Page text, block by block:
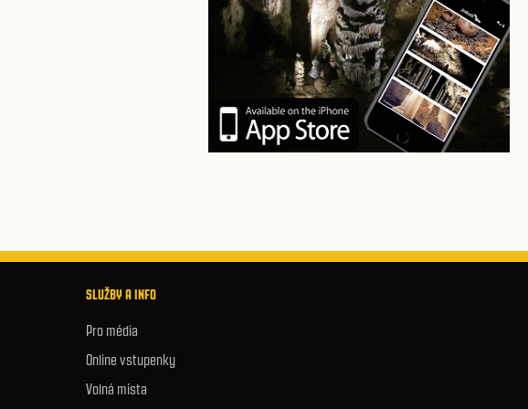
SLUŽBY A INFO
Pro média
Online vstupenky
Volná místa